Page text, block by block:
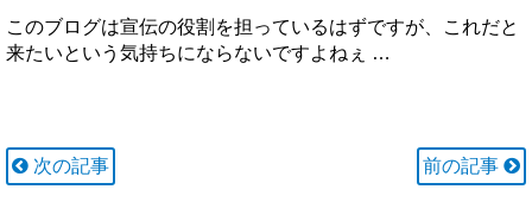
このブログは宣伝の役割を担っているはずですが、これだと
来たいという気持ちにならないですよねぇ …
次の記事 前の記事